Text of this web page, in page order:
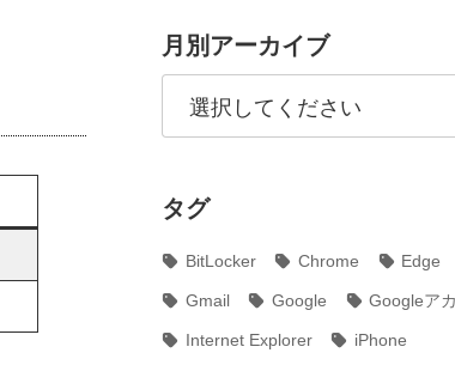
月別アーカイブ
タグ
BitLocker Chrome Edge
Gmail Google Googleア
Internet Explorer iPhone